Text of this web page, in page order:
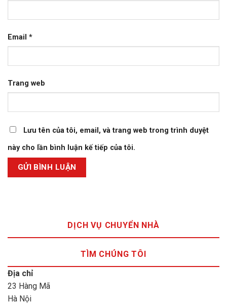
Email *
Trang web
Lưu tên của tôi, email, và trang web trong trình duyệt
này cho lần bình luận kế tiếp của tôi.
DỊCH VỤ CHUYỂN NHÀ
TÌM CHÚNG TÔI
Địa chỉ
23 Hàng Mã
Hà Nội